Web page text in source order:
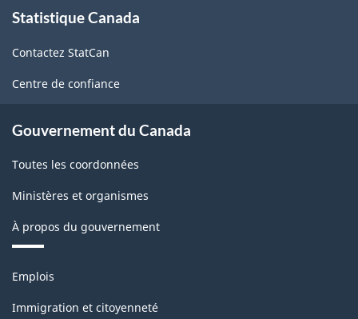
ARCHIVÉ
propos
ce
site
Statistique Canada
Contactez StatCan
Centre de confiance
Gouvernement du Canada
Toutes les coordonnées
Ministères et organismes
À propos du gouvernement
Thèmes
sujets
Emplois
Immigration et citoyenneté